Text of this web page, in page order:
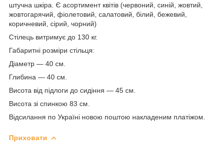
штучна шкіра. Є асортимент квітів (червоний, синій, жовтий,
жовтогарячий, фіолетовий, салатовий, білий, бежевий,
коричневий, сірий, чорний)
Стілець витримує до 130 кг.
Габаритні розміри стільця:
Діаметр — 40 см.
Глибина — 40 см.
Висота від підлоги до сидіння — 45 см.
Висота зі спинкою 83 см.
Відсилання по Україні новою поштою накладеним платіжом.
Приховати